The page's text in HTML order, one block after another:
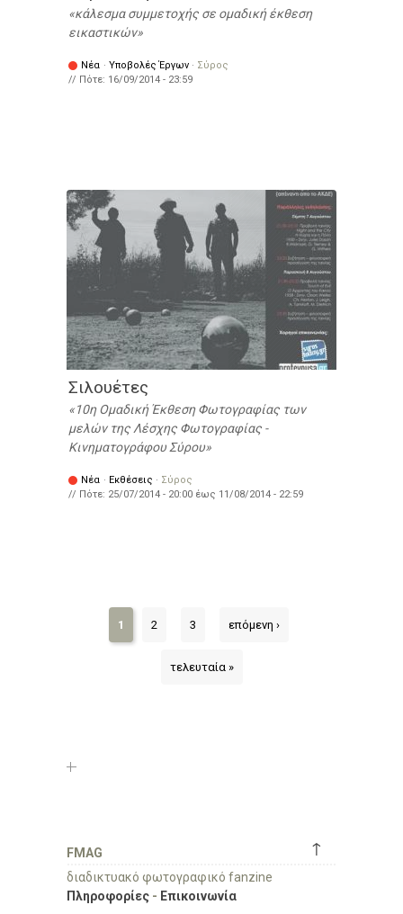
κάλεσμα συμμετοχής σε ομαδική έκθεση
εικαστικών
Νέα · Υποβολές Έργων · Σύρος
// Πότε: 16/09/2014 - 23:59
Σιλουέτες
10η Ομαδική Έκθεση Φωτογραφίας των
μελών της Λέσχης Φωτογραφίας -
Κινηματογράφου Σύρου
Νέα · Εκθέσεις · Σύρος
// Πότε: 25/07/2014 - 20:00 έως 11/08/2014 - 22:59
1 2 3 επόμενη ›
τελευταία »
↑
FMAG
διαδικτυακό φωτογραφικό fanzine
Πληροφορίες - Επικοινωνία